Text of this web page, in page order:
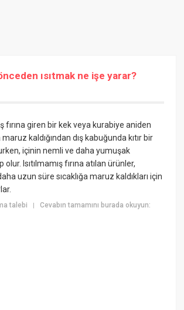
önceden ısıtmak ne işe yarar?
fırına giren bir kek veya kurabiye aniden
maruz kaldığından dış kabuğunda kıtır bir
içinin nemli ve daha yumuşak
olur. Isıtılmamış fırına atılan ürünler,
uzun süre sıcaklığa maruz kaldıkları için
talebi |Cevabın tamamını burada okuyun: